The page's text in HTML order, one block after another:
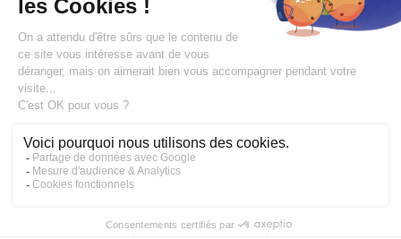
Rejoignez la communauté edisac :
Des modeuses comblées